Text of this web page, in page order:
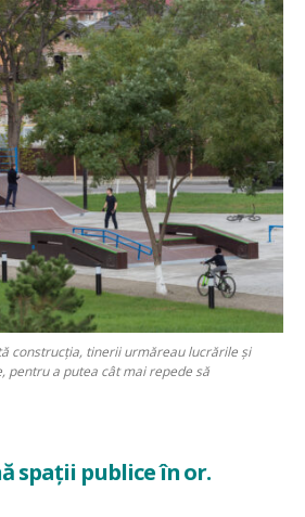
construcția, tinerii urmăreau lucrările și
pentru a putea cât mai repede să
spații publice în or.